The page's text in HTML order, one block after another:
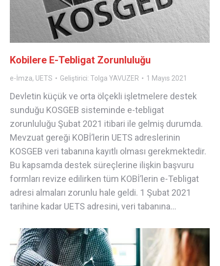
Kobilere E-Tebligat Zorunluluğu
e-İmza, UETS Geliştirici: Tolga YAVUZER 1 Mayıs 2021
Devletin küçük ve orta ölçekli işletmelere destek
sunduğu KOSGEB sisteminde e-tebligat
zorunluluğu Şubat 2021 itibari ile gelmiş durumda.
Mevzuat gereği KOBİ’lerin UETS adreslerinin
KOSGEB veri tabanına kayıtlı olması gerekmektedir.
Bu kapsamda destek süreçlerine ilişkin başvuru
formları revize edilirken tüm KOBİ’lerin e-Tebligat
adresi almaları zorunlu hale geldi. 1 Şubat 2021
tarihine kadar UETS adresini, veri tabanına…